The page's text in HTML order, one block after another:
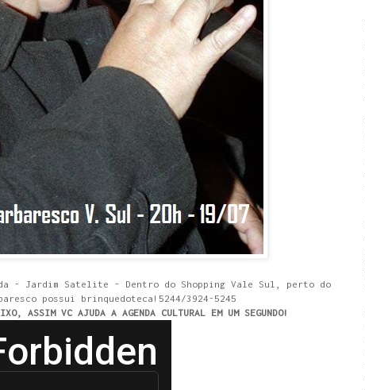
- Jardim Satelite - Dentro do Shopping Vale Sul, perto do
possui brinquedoteca!5244/3924-5245
ASSIM VC AJUDA A AGENDA CULTURAL EM UM SEGUNDO!